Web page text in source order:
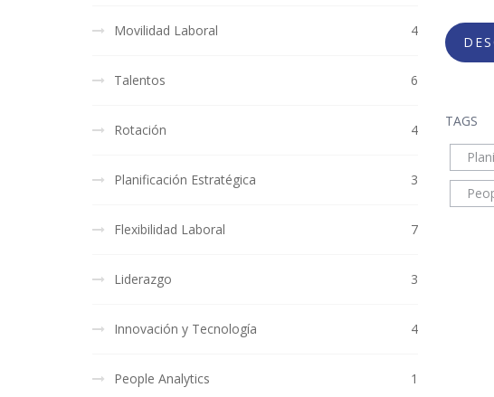
TAGS
Movilidad Laboral 4
Talentos 6
Rotación 4
Planificación Estratégica 3
Flexibilidad Laboral 7
Liderazgo 3
Innovación y Tecnología 4
People Analytics 1